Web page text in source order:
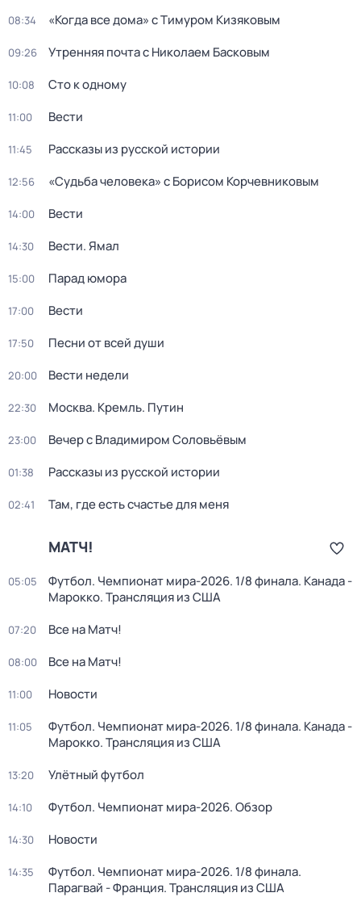
08:34 «Когда все дома» с Тимуром Кизяковым
09:26 Утренняя почта с Николаем Басковым
10:08 Сто к одному
11:00 Вести
11:45 Рассказы из русской истории
12:56 «Судьба человека» с Борисом Корчевниковым
14:00 Вести
14:30 Вести. Ямал
15:00 Парад юмора
17:00 Вести
17:50 Песни от всей души
20:00 Вести недели
22:30 Москва. Кремль. Путин
23:00 Вечер с Владимиром Соловьёвым
01:38 Рассказы из русской истории
02:41 Там, где есть счастье для меня
МАТЧ!
05:05
Футбол. Чемпионат мира-2026. 1/8 финала. Канада -
Марокко. Трансляция из США
07:20 Все на Матч!
08:00 Все на Матч!
11:00 Новости
11:05
Футбол. Чемпионат мира-2026. 1/8 финала. Канада -
Марокко. Трансляция из США
13:20 Улётный футбол
14:10 Футбол. Чемпионат мира-2026. Обзор
14:30 Новости
14:35
Футбол. Чемпионат мира-2026. 1/8 финала.
Парагвай - Франция. Трансляция из США